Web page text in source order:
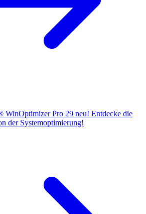
WinOptimizer Pro 29 neu! Entdecke die
der Systemoptimierung!